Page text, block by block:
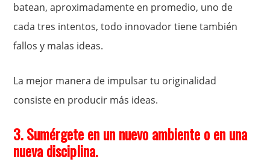
batean, aproximadamente en promedio, uno de
cada tres intentos, todo innovador tiene también
fallos y malas ideas.
La mejor manera de impulsar tu originalidad
consiste en producir más ideas.
3. Sumérgete en un nuevo ambiente o en una
nueva disciplina.